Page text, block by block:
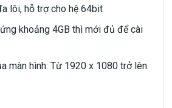
lõi, hỗ trợ cho hệ 64bit
khoảng 4GB thì mới đủ để cài
màn hình: Từ 1920 x 1080 trở lên